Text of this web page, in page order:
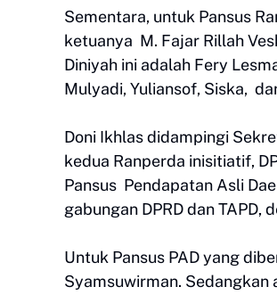
Sementara, untuk Pansus
ketuanya M. Fajar Rillah
Diniyah ini adalah Fery
Mulyadi, Yuliansof, Siska,
Doni Ikhlas didampingi
kedua Ranperda inisitiatif,
Pansus Pendapatan Asli
gabungan DPRD dan
Untuk Pansus PAD yang
Syamsuwirman. Sedangkan